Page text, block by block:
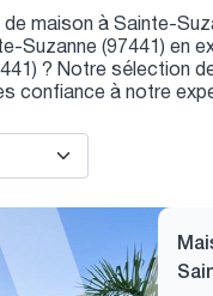
maison à Sainte-
Suzanne (97441) en
? Notre sélection
confiance à notre